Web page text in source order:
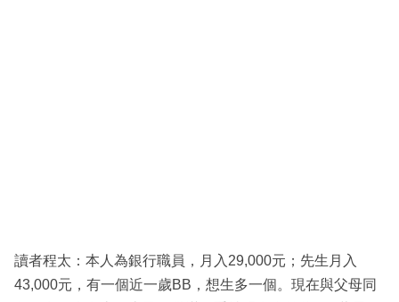
區
讀者程太：本人為銀行職員，月入29,000元；先生月入
43,000元，有一個近一歲BB，想生多一個。現在與父母同